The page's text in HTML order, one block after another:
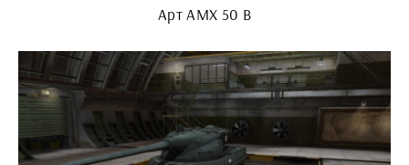
Арт АМХ 50 В